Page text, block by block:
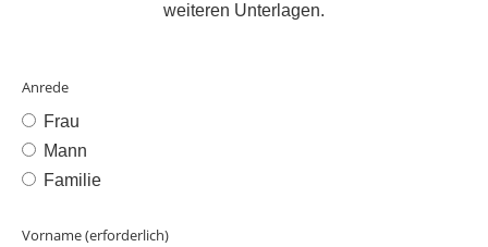
weiteren Unterlagen.
Anrede
Frau
Mann
Familie
Vorname (erforderlich)